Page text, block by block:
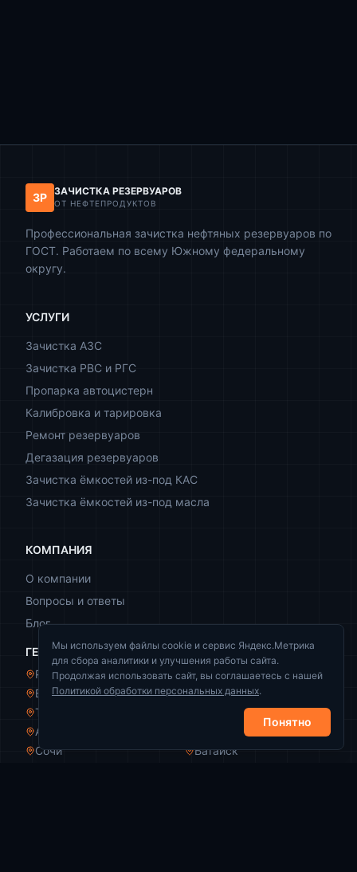
ЗР ЗАЧИСТКА РЕЗЕРВУАРОВ
ОТ НЕФТЕПРОДУКТОВ
Профессиональная зачистка нефтяных резервуаров по
ГОСТ. Работаем по всему Южному федеральному
округу.
УСЛУГИ
Зачистка АЗС
Зачистка РВС и РГС
Пропарка автоцистерн
Калибровка и тарировка
Ремонт резервуаров
Дегазация резервуаров
Зачистка ёмкостей из-под КАС
Зачистка ёмкостей из-под масла
КОМПАНИЯ
О компании
Вопросы и ответы
Блог
ГЕОГРАФИЯ
Ростов-на-Дону
Краснодар
Волгоград
Новороссийск
Таганрог
Волжский
Армавир
Пятигорск
Сочи
Батайск
Мы используем файлы cookie и сервис Яндекс.Метрика
для сбора аналитики и улучшения работы сайта.
Продолжая использовать сайт, вы соглашаетесь с нашей
Политикой обработки персональных данных.
Понятно